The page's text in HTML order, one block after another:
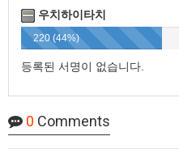
우치하이타치
220 (44%)
등록된 서명이 없습니다.
0 Comments